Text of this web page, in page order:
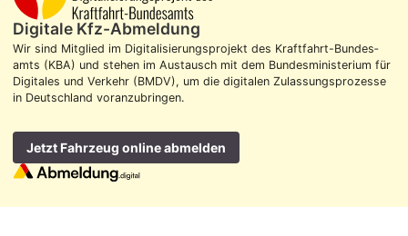
Digitale Kfz-Abmeldung
Wir sind Mitglied im Digitalisierungs­projekt des Kraft­fahrt-Bundes­
amts (KBA) und stehen im Aus­tausch mit dem Bundes­ministerium für
Digitales und Verkehr (BMDV), um die digitalen Zulassungs­prozesse
in Deutschland voran­zubringen.
Jetzt Fahrzeug online abmelden